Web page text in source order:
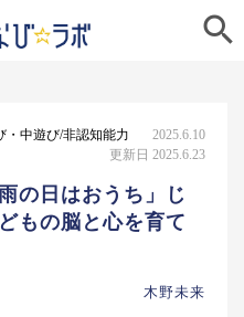

・中遊び/非認知能力
2025.6.10
更新日 2025.6.23
の日はおうち」じ
もの脳と心を育て
木野未来